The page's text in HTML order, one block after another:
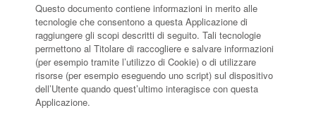
Questo documento contiene informazioni in merito alle
tecnologie che consentono a questa Applicazione di
raggiungere gli scopi descritti di seguito. Tali tecnologie
permettono al Titolare di raccogliere e salvare informazioni
(per esempio tramite l’utilizzo di Cookie) o di utilizzare
risorse (per esempio eseguendo uno script) sul dispositivo
dell’Utente quando quest’ultimo interagisce con questa
Applicazione.